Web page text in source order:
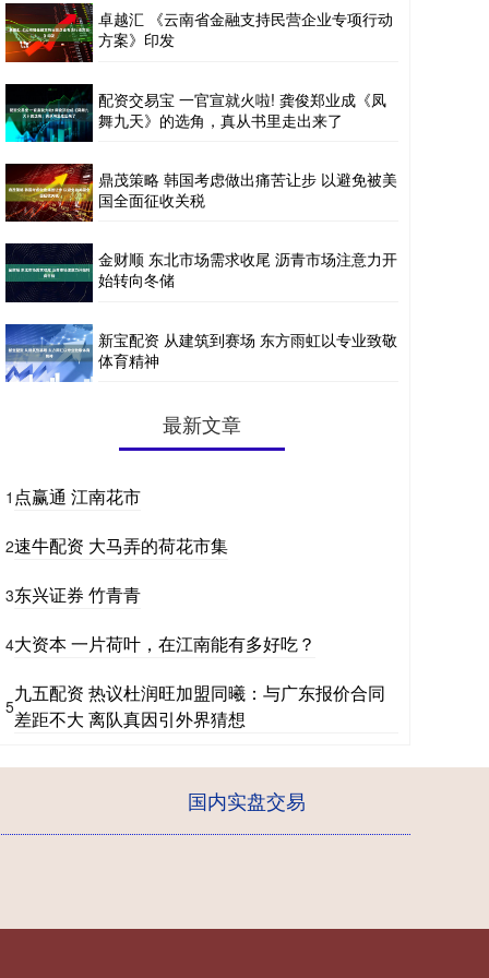
卓越汇 《云南省金融支持民营企业专项行动
方案》印发
配资交易宝 一官宣就火啦! 龚俊郑业成《凤
舞九天》的选角，真从书里走出来了
鼎茂策略 韩国考虑做出痛苦让步 以避免被美
国全面征收关税
金财顺 东北市场需求收尾 沥青市场注意力开
始转向冬储
新宝配资 从建筑到赛场 东方雨虹以专业致敬
体育精神
最新文章
1 点赢通 江南花市
2速牛配资 大马弄的荷花市集
3东兴证券 竹青青
4大资本 一片荷叶，在江南能有多好吃？
5
九五配资 热议杜润旺加盟同曦：与广东报价合同
差距不大 离队真因引外界猜想
国内实盘交易